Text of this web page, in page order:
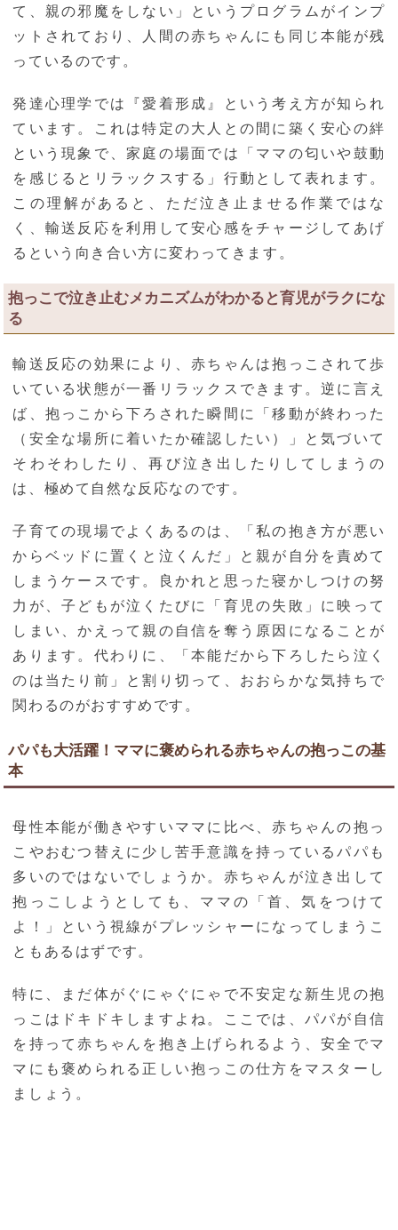
て、親の邪魔をしない」というプログラムがインプ
ットされており、人間の赤ちゃんにも同じ本能が残
っているのです。
発達心理学では『愛着形成』という考え方が知られ
ています。これは特定の大人との間に築く安心の絆
という現象で、家庭の場面では「ママの匂いや鼓動
を感じるとリラックスする」行動として表れます。
この理解があると、ただ泣き止ませる作業ではな
く、輸送反応を利用して安心感をチャージしてあげ
るという向き合い方に変わってきます。
抱っこで泣き止むメカニズムがわかると育児がラクにな
る
輸送反応の効果により、赤ちゃんは抱っこされて歩
いている状態が一番リラックスできます。逆に言え
ば、抱っこから下ろされた瞬間に「移動が終わった
（安全な場所に着いたか確認したい）」と気づいて
そわそわしたり、再び泣き出したりしてしまうの
は、極めて自然な反応なのです。
子育ての現場でよくあるのは、「私の抱き方が悪い
からベッドに置くと泣くんだ」と親が自分を責めて
しまうケースです。良かれと思った寝かしつけの努
力が、子どもが泣くたびに「育児の失敗」に映って
しまい、かえって親の自信を奪う原因になることが
あります。代わりに、「本能だから下ろしたら泣く
のは当たり前」と割り切って、おおらかな気持ちで
関わるのがおすすめです。
パパも大活躍！ママに褒められる赤ちゃんの抱っこの基
本
母性本能が働きやすいママに比べ、赤ちゃんの抱っ
こやおむつ替えに少し苦手意識を持っているパパも
多いのではないでしょうか。赤ちゃんが泣き出して
抱っこしようとしても、ママの「首、気をつけて
よ！」という視線がプレッシャーになってしまうこ
ともあるはずです。
特に、まだ体がぐにゃぐにゃで不安定な新生児の抱
っこはドキドキしますよね。ここでは、パパが自信
を持って赤ちゃんを抱き上げられるよう、安全でマ
マにも褒められる正しい抱っこの仕方をマスターし
ましょう。